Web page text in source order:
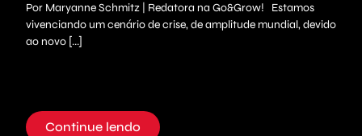
Por Maryanne Schmitz | Redatora na Go&Grow! Estamos
vivenciando um cenário de crise, de amplitude mundial, devido
ao novo [...]
Continue lendo